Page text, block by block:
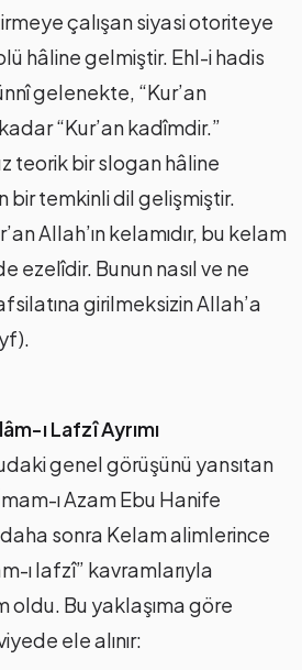
çalışan siyasi otoriteye
hâline gelmiştir. Ehl-i hadis
gelenekte, “Kur’an
“Kur’an kadîmdir.”
teorik bir slogan hâline
bir temkinli dil gelişmiştir.
Allah’ın kelamıdır, bu kelam
ezelîdir. Bunun nasıl ve ne
girilmeksizin Allah’a
ı Lafzî Ayrımı
genel görüşünü yansıtan
ı Azam Ebu Hanife
sonra Kelam alimlerince
ı lafzî” kavramlarıyla
oldu. Bu yaklaşıma göre
ele alınır: